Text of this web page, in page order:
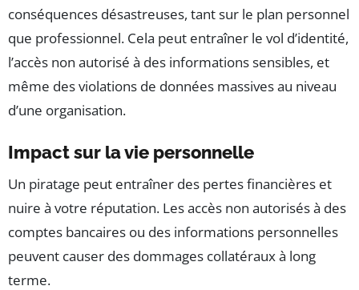
conséquences désastreuses, tant sur le plan personnel
que professionnel. Cela peut entraîner le vol d’identité,
l’accès non autorisé à des informations sensibles, et
même des violations de données massives au niveau
d’une organisation.
Impact sur la vie personnelle
Un piratage peut entraîner des pertes financières et
nuire à votre réputation. Les accès non autorisés à des
comptes bancaires ou des informations personnelles
peuvent causer des dommages collatéraux à long
terme.